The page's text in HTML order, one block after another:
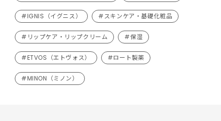
#IGNIS（イグニス） #スキンケア・基礎化粧品
#リップケア・リップクリーム #保湿
#ETVOS（エトヴォス） #ロート製薬
#MINON（ミノン）